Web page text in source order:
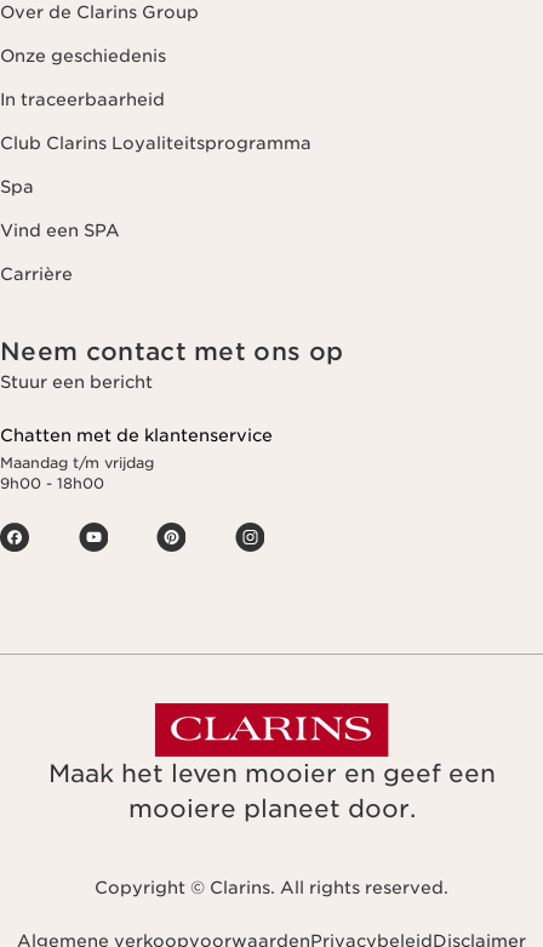
Over de Clarins Group
Onze geschiedenis
In traceerbaarheid
Club Clarins Loyaliteitsprogramma
Spa
Vind een SPA
Carrière
Neem contact met ons op
Stuur een bericht
Chatten met de klantenservice
Maandag t/m vrijdag
9h00 - 18h00
Maak het leven mooier en geef een
mooiere planeet door.
Copyright © Clarins. All rights reserved.
Algemene verkoopvoorwaardenPrivacybeleidDisclaimer